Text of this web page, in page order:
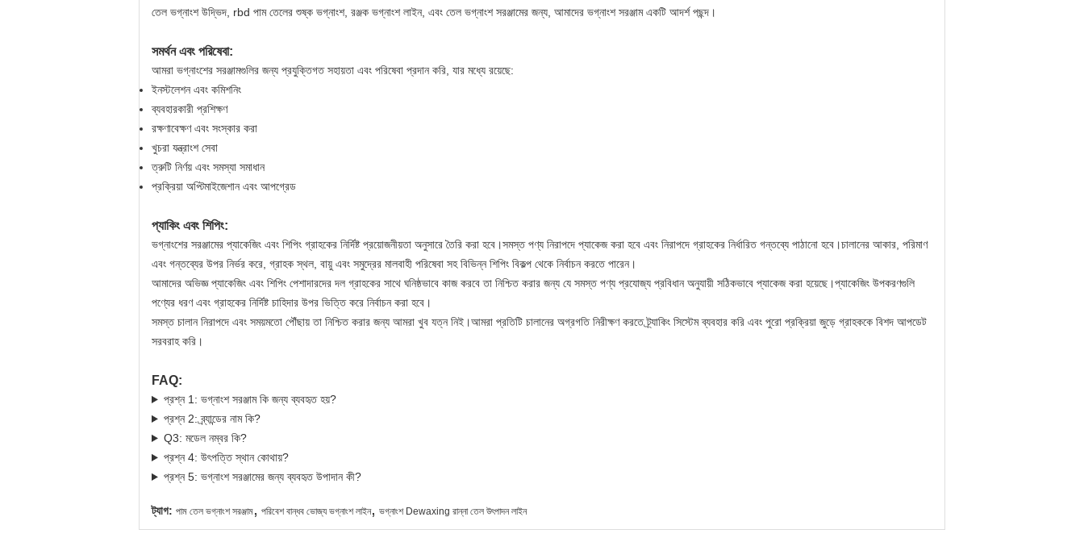
তেল ভগ্নাংশ উদ্ভিদ, rbd পাম তেলের শুষ্ক ভগ্নাংশ, রঞ্জক ভগ্নাংশ লাইন, এবং তেল ভগ্নাংশ সরঞ্জামের জন্য, আমাদের ভগ্নাংশ সরঞ্জাম একটি আদর্শ পছন্দ।
সমর্থন এবং পরিষেবা:
আমরা ভগ্নাংশের সরঞ্জামগুলির জন্য প্রযুক্তিগত সহায়তা এবং পরিষেবা প্রদান করি, যার মধ্যে রয়েছে:
ইনস্টলেশন এবং কমিশনিং
ব্যবহারকারী প্রশিক্ষণ
রক্ষণাবেক্ষণ এবং সংস্কার করা
খুচরা যন্ত্রাংশ সেবা
ত্রুটি নির্ণয় এবং সমস্যা সমাধান
প্রক্রিয়া অপ্টিমাইজেশান এবং আপগ্রেড
প্যাকিং এবং শিপিং:
ভগ্নাংশের সরঞ্জামের প্যাকেজিং এবং শিপিং গ্রাহকের নির্দিষ্ট প্রয়োজনীয়তা অনুসারে তৈরি করা হবে।সমস্ত পণ্য নিরাপদে প্যাকেজ করা হবে এবং নিরাপদে গ্রাহকের নির্ধারিত গন্তব্যে পাঠানো হবে।চালানের আকার, পরিমাণ
এবং গন্তব্যের উপর নির্ভর করে, গ্রাহক স্থল, বায়ু এবং সমুদ্রের মালবাহী পরিষেবা সহ বিভিন্ন শিপিং বিকল্প থেকে নির্বাচন করতে পারেন।
আমাদের অভিজ্ঞ প্যাকেজিং এবং শিপিং পেশাদারদের দল গ্রাহকের সাথে ঘনিষ্ঠভাবে কাজ করবে তা নিশ্চিত করার জন্য যে সমস্ত পণ্য প্রযোজ্য প্রবিধান অনুযায়ী সঠিকভাবে প্যাকেজ করা হয়েছে।প্যাকেজিং উপকরণগুলি
পণ্যের ধরণ এবং গ্রাহকের নির্দিষ্ট চাহিদার উপর ভিত্তি করে নির্বাচন করা হবে।
সমস্ত চালান নিরাপদে এবং সময়মতো পৌঁছায় তা নিশ্চিত করার জন্য আমরা খুব যত্ন নিই।আমরা প্রতিটি চালানের অগ্রগতি নিরীক্ষণ করতে ট্র্যাকিং সিস্টেম ব্যবহার করি এবং পুরো প্রক্রিয়া জুড়ে গ্রাহককে বিশদ আপডেট
সরবরাহ করি।
FAQ:
প্রশ্ন 1: ভগ্নাংশ সরঞ্জাম কি জন্য ব্যবহৃত হয়?
প্রশ্ন 2: ব্র্যান্ডের নাম কি?
Q3: মডেল নম্বর কি?
প্রশ্ন 4: উৎপত্তি স্থান কোথায়?
প্রশ্ন 5: ভগ্নাংশ সরঞ্জামের জন্য ব্যবহৃত উপাদান কী?
ট্যাগ: পাম তেল ভগ্নাংশ সরঞ্জাম, পরিবেশ বান্ধব ভোজ্য ভগ্নাংশ লাইন, ভগ্নাংশ Dewaxing রান্না তেল উৎপাদন লাইন